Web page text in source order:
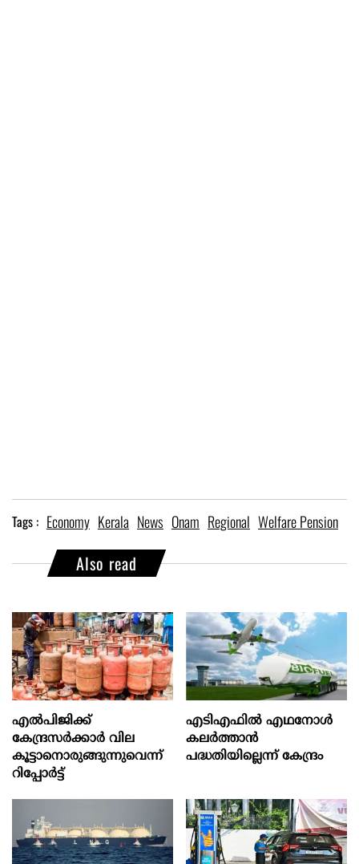
Tags : Economy Kerala News Onam Regional Welfare Pension
Also read
എല്‍പിജിക്ക്
കേന്ദ്രസർക്കാർ വില
കൂട്ടാനൊരുങ്ങുന്നുവെന്ന്
റിപ്പോർട്ട്
എടിഎഫില്‍ എഥനോള്‍
കലര്‍ത്താന്‍
പദ്ധതിയില്ലെന്ന് കേന്ദ്രം